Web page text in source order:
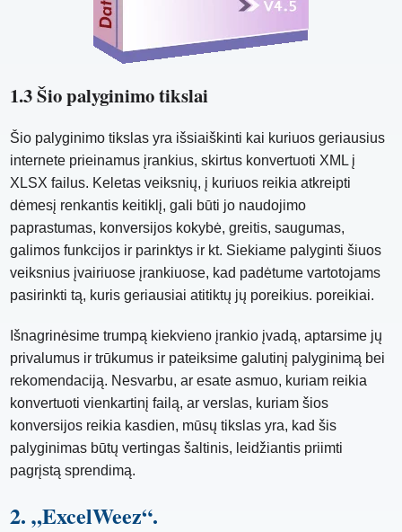
1.3 Šio palyginimo tikslai
Šio palyginimo tikslas yra išsiaiškinti kai kuriuos geriausius
internete prieinamus įrankius, skirtus konvertuoti XML į
XLSX failus. Keletas veiksnių, į kuriuos reikia atkreipti
dėmesį renkantis keitiklį, gali būti jo naudojimo
paprastumas, konversijos kokybė, greitis, saugumas,
galimos funkcijos ir parinktys ir kt. Siekiame palyginti šiuos
veiksnius įvairiuose įrankiuose, kad padėtume vartotojams
pasirinkti tą, kuris geriausiai atitiktų jų poreikius. poreikiai.
Išnagrinėsime trumpą kiekvieno įrankio įvadą, aptarsime jų
privalumus ir trūkumus ir pateiksime galutinį palyginimą bei
rekomendaciją. Nesvarbu, ar esate asmuo, kuriam reikia
konvertuoti vienkartinį failą, ar verslas, kuriam šios
konversijos reikia kasdien, mūsų tikslas yra, kad šis
palyginimas būtų vertingas šaltinis, leidžiantis priimti
pagrįstą sprendimą.
2. „ExcelWeez“.